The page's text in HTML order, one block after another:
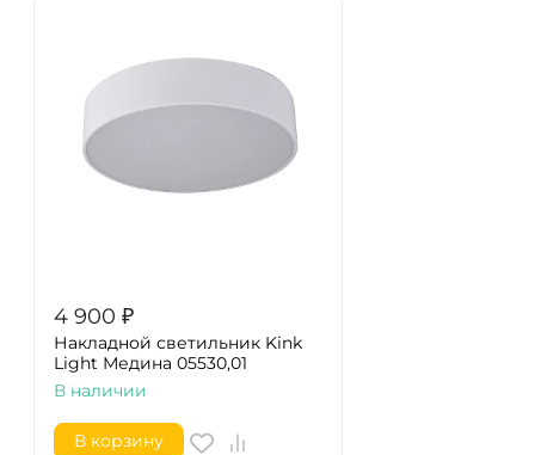
4 900 ₽
Накладной светильник Kink
Light Медина 05530,01
В наличии
В корзину